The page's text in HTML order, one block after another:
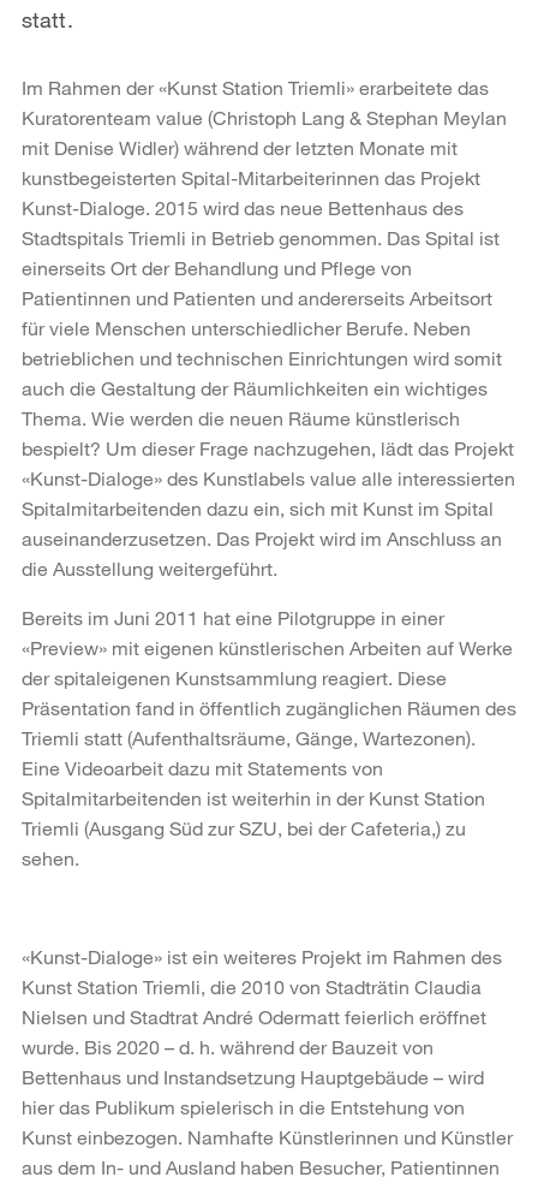
statt.
Im Rahmen der «Kunst Station Triemli» erarbeitete das
Kuratorenteam value (Christoph Lang & Stephan Meylan
mit Denise Widler) während der letzten Monate mit
kunstbegeisterten Spital-Mitarbeiterinnen das Projekt
Kunst-Dialoge. 2015 wird das neue Bettenhaus des
Stadtspitals Triemli in Betrieb genommen. Das Spital ist
einerseits Ort der Behandlung und Pflege von
Patientinnen und Patienten und andererseits Arbeitsort
für viele Menschen unterschiedlicher Berufe. Neben
betrieblichen und technischen Einrichtungen wird somit
auch die Gestaltung der Räumlichkeiten ein wichtiges
Thema. Wie werden die neuen Räume künstlerisch
bespielt? Um dieser Frage nachzugehen, lädt das Projekt
«Kunst-Dialoge» des Kunstlabels value alle interessierten
Spitalmitarbeitenden dazu ein, sich mit Kunst im Spital
auseinanderzusetzen. Das Projekt wird im Anschluss an
die Ausstellung weitergeführt.
Bereits im Juni 2011 hat eine Pilotgruppe in einer
«Preview» mit eigenen künstlerischen Arbeiten auf Werke
der spitaleigenen Kunstsammlung reagiert. Diese
Präsentation fand in öffentlich zugänglichen Räumen des
Triemli statt (Aufenthaltsräume, Gänge, Wartezonen).
Eine Videoarbeit dazu mit Statements von
Spitalmitarbeitenden ist weiterhin in der Kunst Station
Triemli (Ausgang Süd zur SZU, bei der Cafeteria,) zu
sehen.
«Kunst-Dialoge» ist ein weiteres Projekt im Rahmen des
Kunst Station Triemli, die 2010 von Stadträtin Claudia
Nielsen und Stadtrat André Odermatt feierlich eröffnet
wurde. Bis 2020 – d. h. während der Bauzeit von
Bettenhaus und Instandsetzung Hauptgebäude – wird
hier das Publikum spielerisch in die Entstehung von
Kunst einbezogen. Namhafte Künstlerinnen und Künstler
aus dem In- und Ausland haben Besucher, Patientinnen